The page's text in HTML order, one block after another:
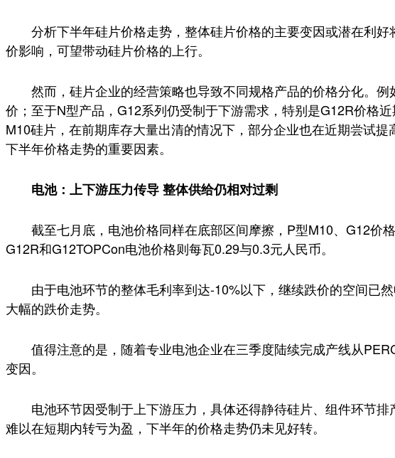
分析下半年硅片价格走势，整体硅片价格的主要变因或潜在利
价影响，可望带动硅片价格的上行。
然而，硅片企业的经营策略也导致不同规格产品的价格分化。
价；至于N型产品，G12系列仍受制于下游需求，特别是G12R价格
M10硅片，在前期库存大量出清的情况下，部分企业也在近期尝试
下半年价格走势的重要因素。
电池：上下游压力传导 整体供给仍相对过剩
截至七月底，电池价格同样在底部区间摩擦，P型M10、G12价
G12R和G12TOPCon电池价格则每瓦0.29与0.3元人民币。
由于电池环节的整体毛利率到达-10%以下，继续跌价的空间已
大幅的跌价走势。
值得注意的是，随着专业电池企业在三季度陆续完成产线从
变因。
电池环节因受制于上下游压力，具体还得静待硅片、组件环节
难以在短期内转亏为盈，下半年的价格走势仍未见好转。